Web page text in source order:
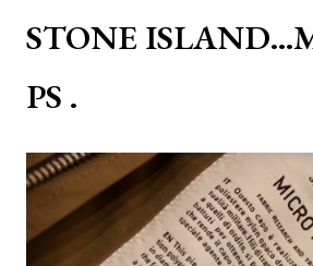
STONE
PS .